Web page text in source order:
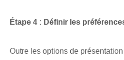
Étape 4 : Définir les
Outre les options de